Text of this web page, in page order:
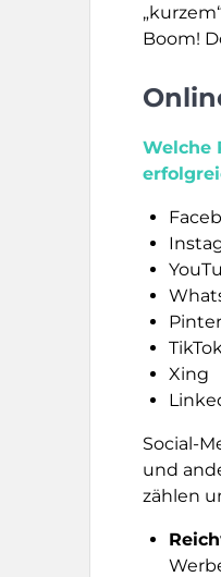
Boom!
Welche
TikTok
Xing
Social-
und
zählen